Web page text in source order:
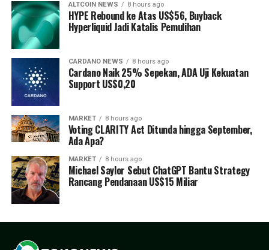
ALTCOIN NEWS 8 hours ago
HYPE Rebound ke Atas US$56, Buyback
Hyperliquid Jadi Katalis Pemulihan
CARDANO NEWS 8 hours ago
Cardano Naik 25% Sepekan, ADA Uji Kekuatan
Support US$0,20
MARKET 8 hours ago
Voting CLARITY Act Ditunda hingga September,
Ada Apa?
MARKET 8 hours ago
Michael Saylor Sebut ChatGPT Bantu Strategy
Rancang Pendanaan US$15 Miliar